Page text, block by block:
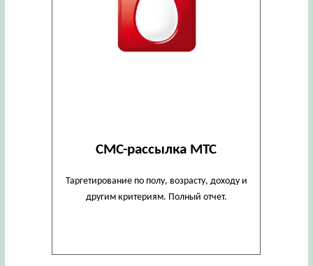
СМС-рассылка МТС
Таргетирование по полу, возрасту, доходу и
другим критериям. Полный отчет.